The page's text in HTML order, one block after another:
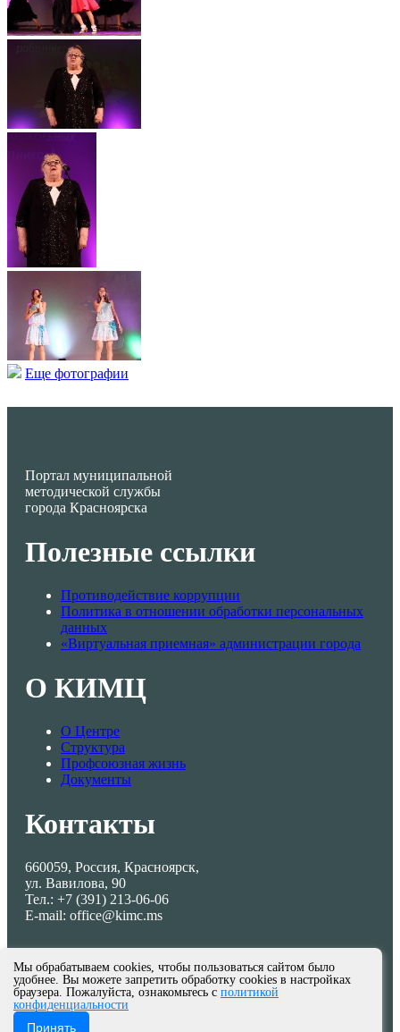
Еще фотографии
Портал муниципальной
методической службы
города Красноярска
Полезные ссылки
Противодействие коррупции
Политика в отношении обработки персональных
данных
«Виртуальная приемная» администрации города
О КИМЦ
О Центре
Структура
Профсоюзная жизнь
Документы
Контакты
660059, Россия, Красноярск,
ул. Вавилова, 90
Тел.: +7 (391) 213-06-06
E-mail: office@kimc.ms
© МКУ КИМЦ 2013-2026
Мы обрабатываем cookies, чтобы пользоваться сайтом было
удобнее. Вы можете запретить обработку cookies в настройках
браузера. Пожалуйста, ознакомьтесь с политикой
конфиденциальности
Принять